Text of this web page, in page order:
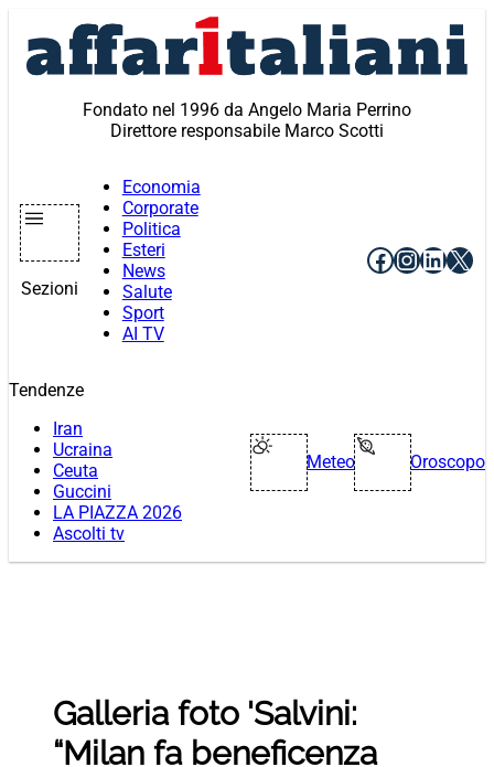
contenuto
Fondato nel 1996 da Angelo Maria Perrino
Direttore responsabile Marco Scotti
Sezioni
Economia
Corporate
Politica
Esteri
News
Salute
Sport
AI TV
Facebook
X
Tendenze
Iran
Ucraina
Ceuta
Guccini
LA PIAZZA 2026
Ascolti tv
Meteo Oroscopo
Galleria foto 'Salvini:
“Milan fa beneficenza